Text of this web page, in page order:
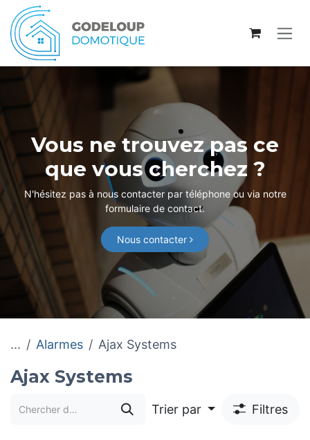
Se rendre au contenu
Vous ne trouvez pas ce
que vous cherchez ?
N'hésitez pas à nous contacter par téléphone ou via notre
formulaire de contact.
Nous contacter
... Alarmes Ajax Systems
Ajax Systems
Trier par Filtres